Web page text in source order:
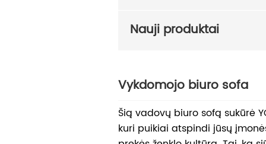
Nauji produktai
Vykdomojo biuro sofa
Šią vadovų biuro sofą sukūrė
kuri puikiai atspindi jūsų